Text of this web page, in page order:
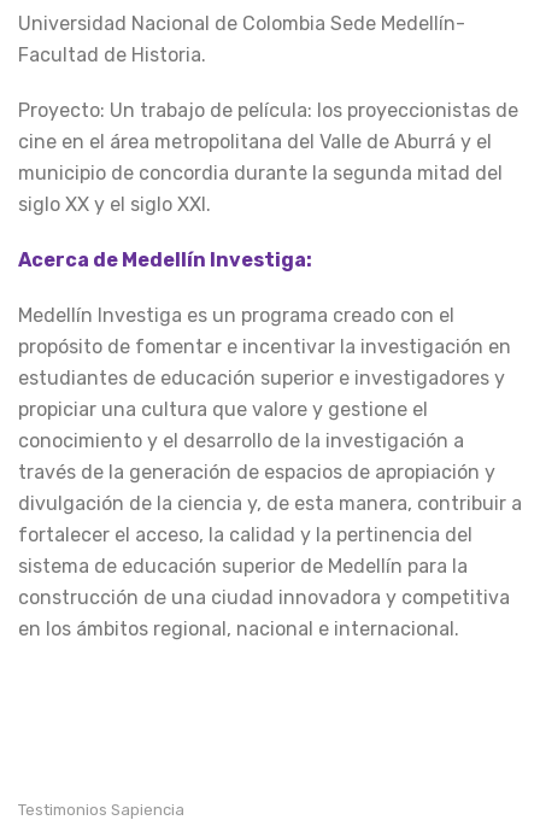
Universidad Nacional de Colombia Sede Medellín-
Facultad de Historia.
Proyecto: Un trabajo de película: los proyeccionistas de
cine en el área metropolitana del Valle de Aburrá y el
municipio de concordia durante la segunda mitad del
siglo XX y el siglo XXI.
Acerca de Medellín Investiga:
Medellín Investiga es un programa creado con el
propósito de fomentar e incentivar la investigación en
estudiantes de educación superior e investigadores y
propiciar una cultura que valore y gestione el
conocimiento y el desarrollo de la investigación a
través de la generación de espacios de apropiación y
divulgación de la ciencia y, de esta manera, contribuir a
fortalecer el acceso, la calidad y la pertinencia del
sistema de educación superior de Medellín para la
construcción de una ciudad innovadora y competitiva
en los ámbitos regional, nacional e internacional.
Testimonios Sapiencia